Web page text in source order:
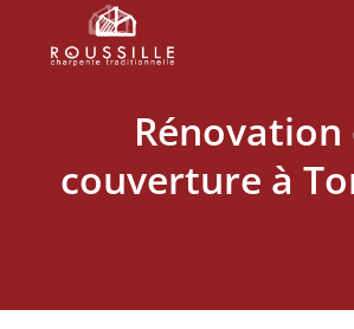
Rénovation
couverture à